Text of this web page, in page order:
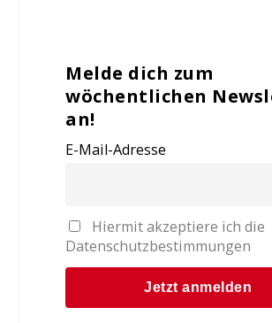
Melde dich zum
wöchentlichen
an!
E-Mail-Adresse
Hiermit akzeptiere ich die
Datenschutzbestimmungen